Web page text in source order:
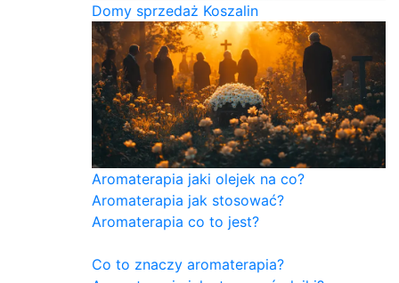
Domy sprzedaż Koszalin
Aromaterapia jaki olejek na co?
Aromaterapia jak stosować?
Aromaterapia co to jest?
Co to znaczy aromaterapia?